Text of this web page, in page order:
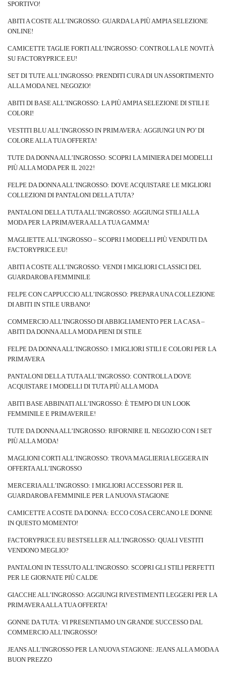
Ciò consente inoltre di evitare o ridurre significativamente lo
scorrimento o l’arricciatura del materiale. Oltre a questo, le …
SPORTIVO!
ABITI A COSTE ALL’INGROSSO: GUARDA LA PIÙ AMPIA SELEZIONE
ONLINE!
CAMICETTE TAGLIE FORTI ALL’INGROSSO: CONTROLLA LE NOVITÀ
SU FACTORYPRICE.EU!
SET DI TUTE ALL’INGROSSO: PRENDITI CURA DI UN ASSORTIMENTO
ALLA MODA NEL NEGOZIO!
ABITI DI BASE ALL’INGROSSO: LA PIÙ AMPIA SELEZIONE DI STILI E
COLORI!
VESTITI BLU ALL’INGROSSO IN PRIMAVERA: AGGIUNGI UN PO’ DI
COLORE ALLA TUA OFFERTA!
TUTE DA DONNA ALL’INGROSSO: SCOPRI LA MINIERA DEI MODELLI
PIÙ ALLA MODA PER IL 2022!
FELPE DA DONNA ALL’INGROSSO: DOVE ACQUISTARE LE MIGLIORI
COLLEZIONI DI PANTALONI DELLA TUTA?
PANTALONI DELLA TUTA ALL’INGROSSO: AGGIUNGI STILI ALLA
MODA PER LA PRIMAVERA ALLA TUA GAMMA!
MAGLIETTE ALL’INGROSSO – SCOPRI I MODELLI PIÙ VENDUTI DA
FACTORYPRICE.EU!
ABITI A COSTE ALL’INGROSSO: VENDI I MIGLIORI CLASSICI DEL
GUARDAROBA FEMMINILE
FELPE CON CAPPUCCIO ALL’INGROSSO: PREPARA UNA COLLEZIONE
DI ABITI IN STILE URBANO!
COMMERCIO ALL’INGROSSO DI ABBIGLIAMENTO PER LA CASA –
ABITI DA DONNA ALLA MODA PIENI DI STILE
FELPE DA DONNA ALL’INGROSSO: I MIGLIORI STILI E COLORI PER LA
PRIMAVERA
PANTALONI DELLA TUTA ALL’INGROSSO: CONTROLLA DOVE
ACQUISTARE I MODELLI DI TUTA PIÙ ALLA MODA
ABITI BASE ABBINATI ALL’INGROSSO: È TEMPO DI UN LOOK
FEMMINILE E PRIMAVERILE!
TUTE DA DONNA ALL’INGROSSO: RIFORNIRE IL NEGOZIO CON I SET
PIÙ ALLA MODA!
MAGLIONI CORTI ALL’INGROSSO: TROVA MAGLIERIA LEGGERA IN
OFFERTA ALL’INGROSSO
MERCERIA ALL’INGROSSO: I MIGLIORI ACCESSORI PER IL
GUARDAROBA FEMMINILE PER LA NUOVA STAGIONE
CAMICETTE A COSTE DA DONNA: ECCO COSA CERCANO LE DONNE
IN QUESTO MOMENTO!
FACTORYPRICE.EU BESTSELLER ALL’INGROSSO: QUALI VESTITI
VENDONO MEGLIO?
PANTALONI IN TESSUTO ALL’INGROSSO: SCOPRI GLI STILI PERFETTI
PER LE GIORNATE PIÙ CALDE
GIACCHE ALL’INGROSSO: AGGIUNGI RIVESTIMENTI LEGGERI PER LA
PRIMAVERA ALLA TUA OFFERTA!
GONNE DA TUTA: VI PRESENTIAMO UN GRANDE SUCCESSO DAL
COMMERCIO ALL’INGROSSO!
JEANS ALL’INGROSSO PER LA NUOVA STAGIONE: JEANS ALLA MODA A
BUON PREZZO